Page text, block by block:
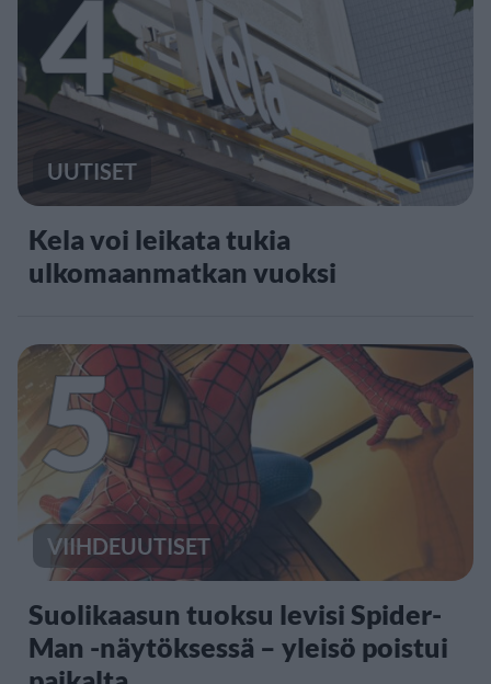
4
UUTISET
Kela voi leikata tukia
ulkomaanmatkan vuoksi
5
VIIHDEUUTISET
Suolikaasun tuoksu levisi Spider-
Man -näytöksessä – yleisö poistui